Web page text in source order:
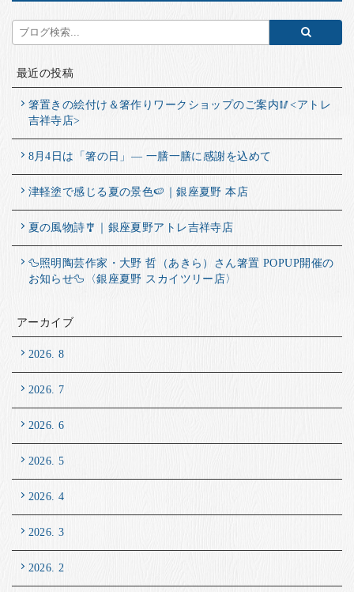
最近の投稿
箸置きの絵付け＆箸作りワークショップのご案内🥢<アトレ
吉祥寺店>
8月4日は「箸の日」― 一膳一膳に感謝を込めて
津軽塗で感じる夏の景色🍉｜銀座夏野 本店
夏の風物詩🎐｜銀座夏野アトレ吉祥寺店
🦆照明陶芸作家・大野 哲（あきら）さん箸置 POPUP開催の
お知らせ🦆〈銀座夏野 スカイツリー店〉
アーカイブ
2026. 8
2026. 7
2026. 6
2026. 5
2026. 4
2026. 3
2026. 2